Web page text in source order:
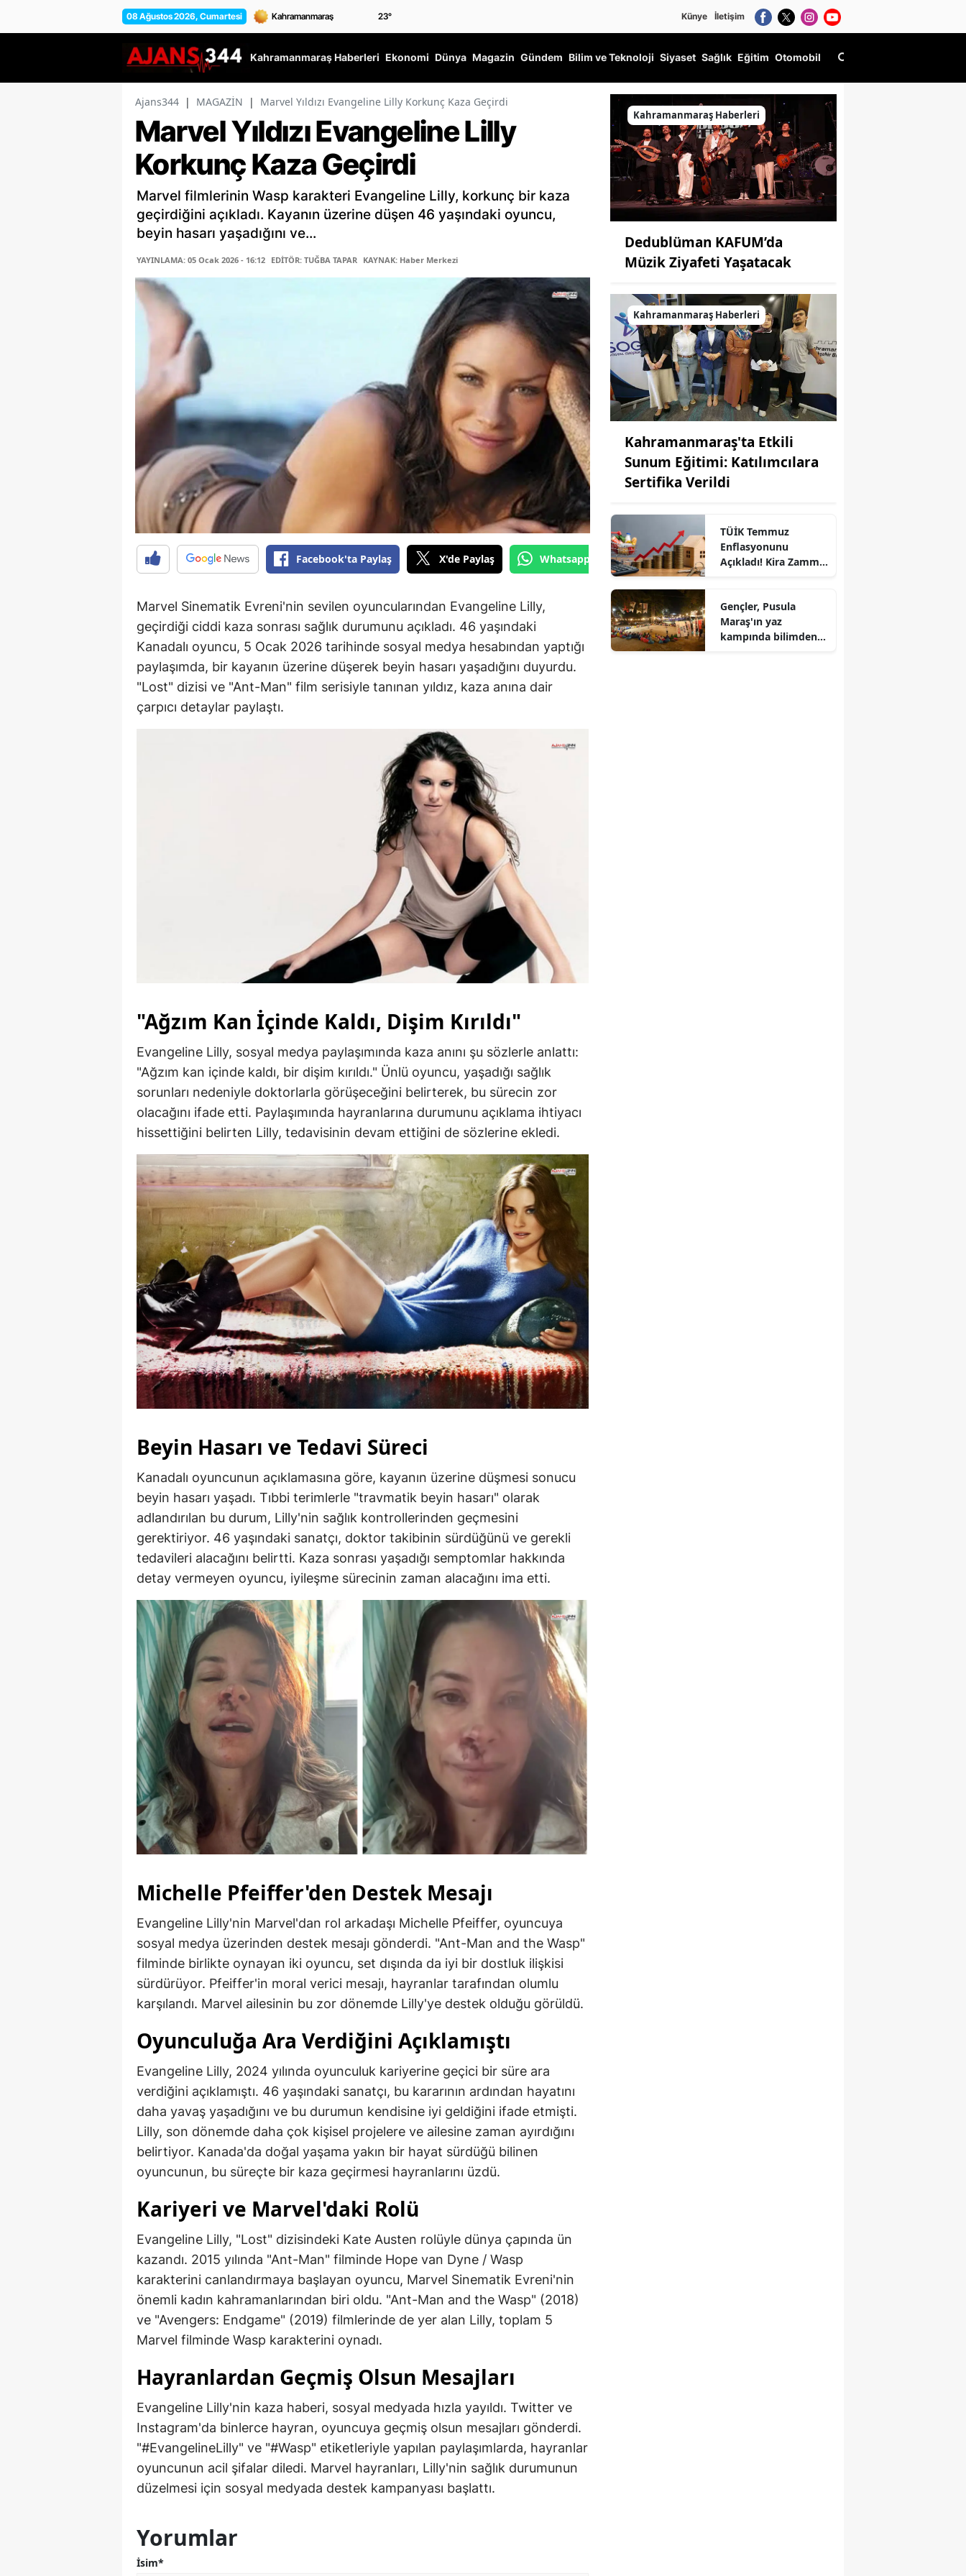
08 Ağustos 2026, Cumartesi 23° Künye İletişim
Kahramanmaraş Haberleri Ekonomi Dünya Magazin Gündem Bilim ve Teknoloji Siyaset Sağlık Eğitim Otomobil
Ajans344 | MAGAZİN | Marvel Yıldızı Evangeline Lilly Korkunç Kaza Geçirdi
Marvel Yıldızı Evangeline Lilly
Korkunç Kaza Geçirdi
Marvel filmlerinin Wasp karakteri Evangeline Lilly, korkunç bir kaza
geçirdiğini açıkladı. Kayanın üzerine düşen 46 yaşındaki oyuncu,
beyin hasarı yaşadığını ve...
YAYINLAMA: 05 Ocak 2026 - 16:12 EDİTÖR: TUĞBA TAPAR KAYNAK: Haber Merkezi
Facebook'ta Paylaş X'de Paylaş Whatsapp'tan Gönder
Marvel Sinematik Evreni'nin sevilen oyuncularından Evangeline Lilly,
geçirdiği ciddi kaza sonrası sağlık durumunu açıkladı. 46 yaşındaki
Kanadalı oyuncu, 5 Ocak 2026 tarihinde sosyal medya hesabından yaptığı
paylaşımda, bir kayanın üzerine düşerek beyin hasarı yaşadığını duyurdu.
"Lost" dizisi ve "Ant-Man" film serisiyle tanınan yıldız, kaza anına dair
çarpıcı detaylar paylaştı.
"Ağzım Kan İçinde Kaldı, Dişim Kırıldı"
Evangeline Lilly, sosyal medya paylaşımında kaza anını şu sözlerle anlattı:
"Ağzım kan içinde kaldı, bir dişim kırıldı." Ünlü oyuncu, yaşadığı sağlık
sorunları nedeniyle doktorlarla görüşeceğini belirterek, bu sürecin zor
olacağını ifade etti. Paylaşımında hayranlarına durumunu açıklama ihtiyacı
hissettiğini belirten Lilly, tedavisinin devam ettiğini de sözlerine ekledi.
Beyin Hasarı ve Tedavi Süreci
Kanadalı oyuncunun açıklamasına göre, kayanın üzerine düşmesi sonucu
beyin hasarı yaşadı. Tıbbi terimlerle "travmatik beyin hasarı" olarak
adlandırılan bu durum, Lilly'nin sağlık kontrollerinden geçmesini
gerektiriyor. 46 yaşındaki sanatçı, doktor takibinin sürdüğünü ve gerekli
tedavileri alacağını belirtti. Kaza sonrası yaşadığı semptomlar hakkında
detay vermeyen oyuncu, iyileşme sürecinin zaman alacağını ima etti.
Michelle Pfeiffer'den Destek Mesajı
Evangeline Lilly'nin Marvel'dan rol arkadaşı Michelle Pfeiffer, oyuncuya
sosyal medya üzerinden destek mesajı gönderdi. "Ant-Man and the Wasp"
filminde birlikte oynayan iki oyuncu, set dışında da iyi bir dostluk ilişkisi
sürdürüyor. Pfeiffer'in moral verici mesajı, hayranlar tarafından olumlu
karşılandı. Marvel ailesinin bu zor dönemde Lilly'ye destek olduğu görüldü.
Oyunculuğa Ara Verdiğini Açıklamıştı
Evangeline Lilly, 2024 yılında oyunculuk kariyerine geçici bir süre ara
verdiğini açıklamıştı. 46 yaşındaki sanatçı, bu kararının ardından hayatını
daha yavaş yaşadığını ve bu durumun kendisine iyi geldiğini ifade etmişti.
Lilly, son dönemde daha çok kişisel projelere ve ailesine zaman ayırdığını
belirtiyor. Kanada'da doğal yaşama yakın bir hayat sürdüğü bilinen
oyuncunun, bu süreçte bir kaza geçirmesi hayranlarını üzdü.
Kariyeri ve Marvel'daki Rolü
Evangeline Lilly, "Lost" dizisindeki Kate Austen rolüyle dünya çapında ün
kazandı. 2015 yılında "Ant-Man" filminde Hope van Dyne / Wasp
karakterini canlandırmaya başlayan oyuncu, Marvel Sinematik Evreni'nin
önemli kadın kahramanlarından biri oldu. "Ant-Man and the Wasp" (2018)
ve "Avengers: Endgame" (2019) filmlerinde de yer alan Lilly, toplam 5
Marvel filminde Wasp karakterini oynadı.
Hayranlardan Geçmiş Olsun Mesajları
Evangeline Lilly'nin kaza haberi, sosyal medyada hızla yayıldı. Twitter ve
Instagram'da binlerce hayran, oyuncuya geçmiş olsun mesajları gönderdi.
"#EvangelineLilly" ve "#Wasp" etiketleriyle yapılan paylaşımlarda, hayranlar
oyuncunun acil şifalar diledi. Marvel hayranları, Lilly'nin sağlık durumunun
düzelmesi için sosyal medyada destek kampanyası başlattı.
Yorumlar
İsim*
Kahramanmaraş Haberleri
Dedublüman KAFUM’da
Müzik Ziyafeti Yaşatacak
Kahramanmaraş Haberleri
Kahramanmaraş'ta Etkili
Sunum Eğitimi: Katılımcılara
Sertifika Verildi
TÜİK Temmuz
Enflasyonunu
Açıkladı! Kira Zammı
Gençler, Pusula
Maraş'ın yaz
kampında bilimden